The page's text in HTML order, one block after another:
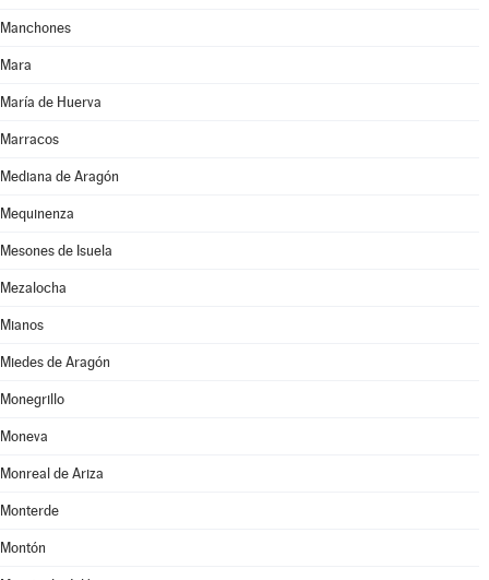
Manchones
Mara
María de Huerva
Marracos
Mediana de Aragón
Mequinenza
Mesones de Isuela
Mezalocha
Mianos
Miedes de Aragón
Monegrillo
Moneva
Monreal de Ariza
Monterde
Montón